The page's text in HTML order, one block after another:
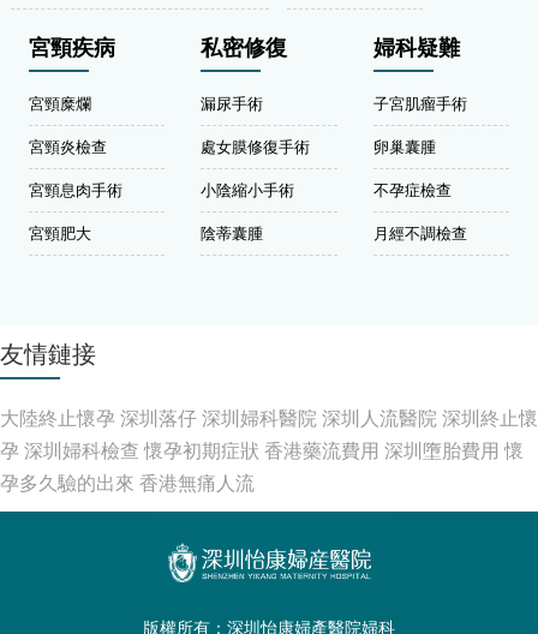
宮頸疾病
宮頸糜爛
宮頸炎檢查
宮頸息肉手術
宮頸肥大
私密修復
漏尿手術
處女膜修復手術
小陰縮小手術
陰蒂囊腫
婦科疑難
子宮肌瘤手術
卵巢囊腫
不孕症檢查
月經不調檢查
友情鏈接
大陸終止懷孕 深圳落仔深圳婦科醫院深圳人流醫院深圳終止懷
孕 深圳婦科檢查 懷孕初期症狀 香港藥流費用 深圳墮胎費用 懷
孕多久驗的出來 香港無痛人流
版權所有：深圳怡康婦產醫院婦科